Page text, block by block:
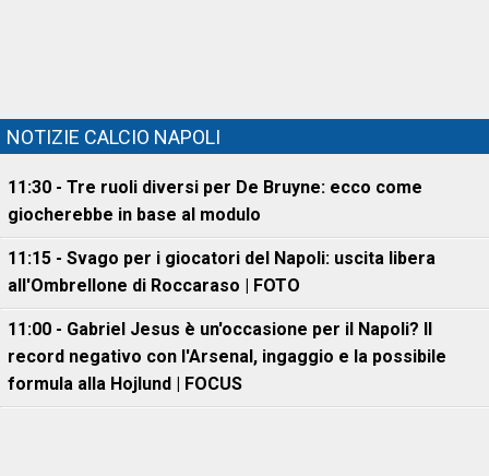
NOTIZIE CALCIO NAPOLI
11:30 - Tre ruoli diversi per De Bruyne: ecco come
giocherebbe in base al modulo
11:15 - Svago per i giocatori del Napoli: uscita libera
all'Ombrellone di Roccaraso | FOTO
11:00 - Gabriel Jesus è un'occasione per il Napoli? Il
record negativo con l'Arsenal, ingaggio e la possibile
formula alla Hojlund | FOCUS